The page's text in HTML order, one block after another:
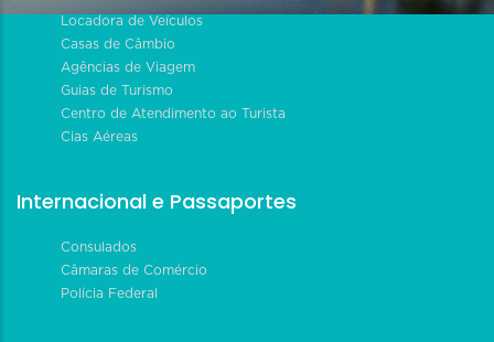
Locadora de Veículos
Casas de Câmbio
Agências de Viagem
Guias de Turismo
Centro de Atendimento ao Turista
Cias Aéreas
Internacional e Passaportes
Consulados
Câmaras de Comércio
Polícia Federal